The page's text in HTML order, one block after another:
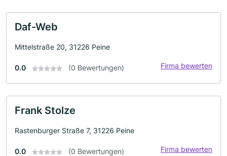
Daf-Web
Mittelstraße 20, 31226 Peine
0.0 (0 Bewertungen) Firma bewerten
Frank Stolze
Rastenburger Straße 7, 31226 Peine
0.0 (0 Bewertungen) Firma bewerten